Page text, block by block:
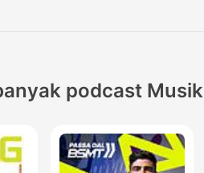
podcast Musik